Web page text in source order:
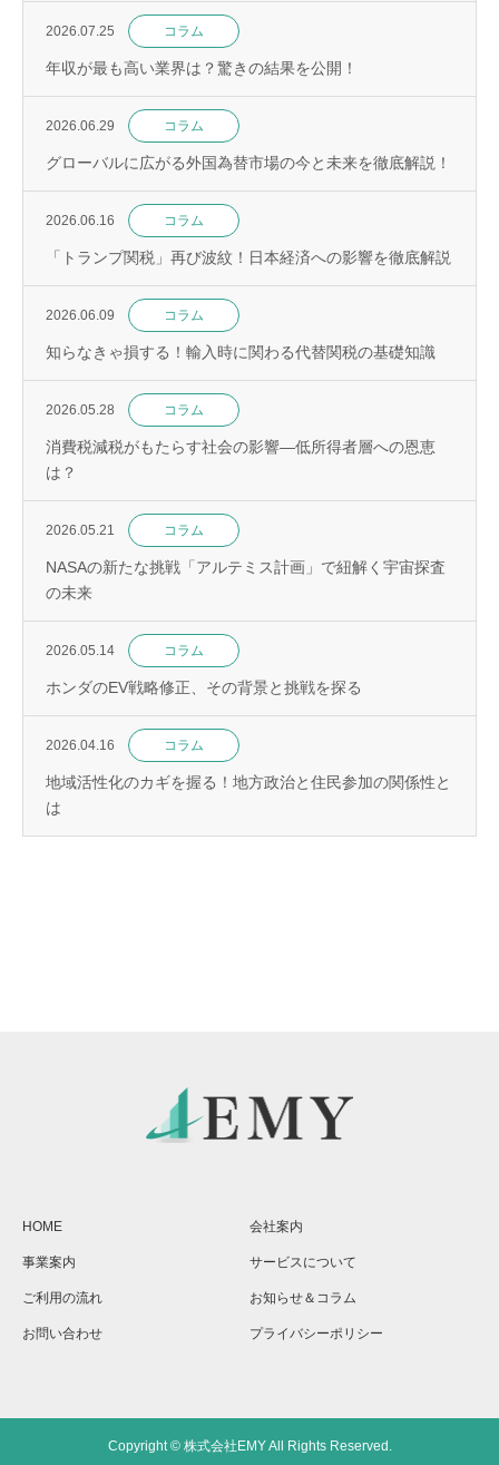
2026.07.25 コラム
年収が最も高い業界は？驚きの結果を公開！
2026.06.29 コラム
グローバルに広がる外国為替市場の今と未来を徹底解説！
2026.06.16 コラム
「トランプ関税」再び波紋！日本経済への影響を徹底解説
2026.06.09 コラム
知らなきゃ損する！輸入時に関わる代替関税の基礎知識
2026.05.28 コラム
消費税減税がもたらす社会の影響—低所得者層への恩恵
は？
2026.05.21 コラム
NASAの新たな挑戦「アルテミス計画」で紐解く宇宙探査
の未来
2026.05.14 コラム
ホンダのEV戦略修正、その背景と挑戦を探る
2026.04.16 コラム
地域活性化のカギを握る！地方政治と住民参加の関係性と
は
HOME 会社案内
事業案内 サービスについて
ご利用の流れ お知らせ＆コラム
お問い合わせ プライバシーポリシー
Copyright © 株式会社EMY All Rights Reserved.